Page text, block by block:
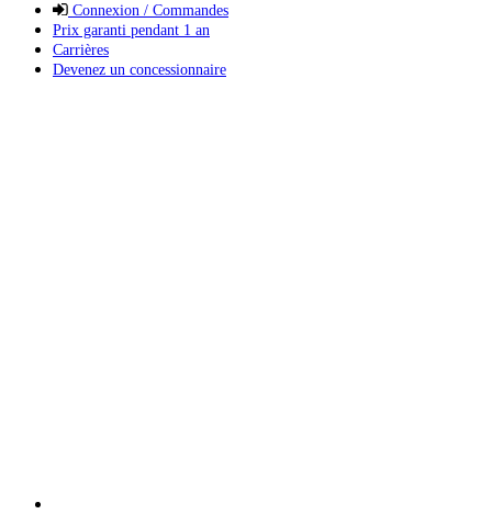
Connexion / Commandes
Prix garanti pendant 1 an
Carrières
Devenez un concessionnaire